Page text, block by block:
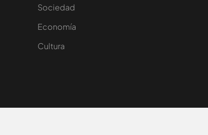
Sociedad
Economía
Cultura